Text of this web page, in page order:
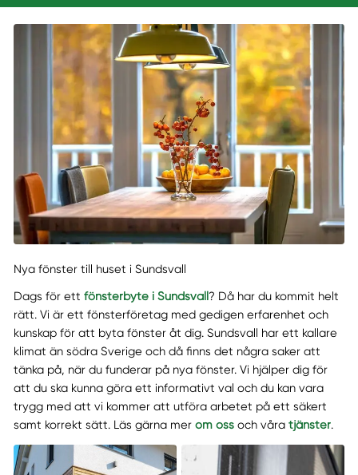
Nya fönster till huset i Sundsvall
Dags för ett fönsterbyte i Sundsvall? Då har du kommit helt
rätt. Vi är ett fönsterföretag med gedigen erfarenhet och
kunskap för att byta fönster åt dig. Sundsvall har ett kallare
klimat än södra Sverige och då finns det några saker att
tänka på, när du funderar på nya fönster. Vi hjälper dig för
att du ska kunna göra ett informativt val och du kan vara
trygg med att vi kommer att utföra arbetet på ett säkert
samt korrekt sätt. Läs gärna mer om ossoch våra tjänster.